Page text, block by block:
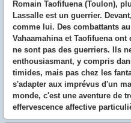
Romain Taofifuena (Toulon),
Lassalle est un guerrier.
comme lui. Des combattants
Vahaamahina et Taofifuena
ne sont pas des guerriers. Ils
enthousiasmant, y compris
timides, mais pas chez les
s'adapter aux imprévus d'un
monde, c'est une aventure de
effervescence affective